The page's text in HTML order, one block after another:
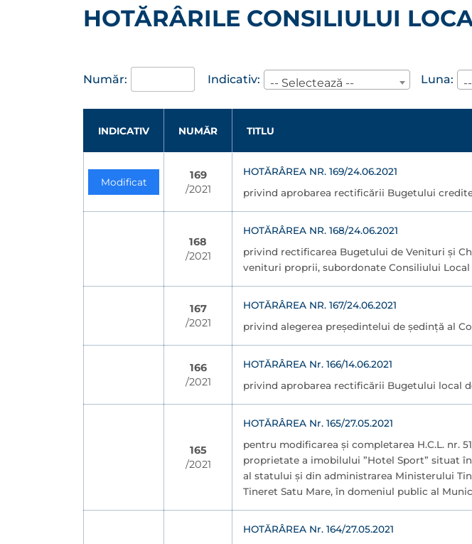
HOTĂRÂRILE CONSILIULUI
Număr: Indicativ: -- Selectează -- Luna:
INDICATIV NUMĂR TITLU
Modificat
169
/2021
HOTĂRÂREA NR. 169/24.06.2021
privind aprobarea rectificării Bugetului
168
/2021
HOTĂRÂREA NR. 168/24.06.2021
privind rectificarea Bugetului de Venituri şi
venituri proprii, subordonate Consiliului Local
167
/2021
HOTĂRÂREA NR. 167/24.06.2021
privind alegerea președintelui de ședință al
166
/2021
HOTĂRÂREA Nr. 166/14.06.2021
privind aprobarea rectificării Bugetului local
165
/2021
HOTĂRÂREA Nr. 165/27.05.2021
pentru modificarea și completarea H.C.L. nr.
proprietate a imobilului ”Hotel Sport” situat
al statului și din administrarea Ministerului
Tineret Satu Mare, în domeniul public al
HOTĂRÂREA Nr. 164/27.05.2021